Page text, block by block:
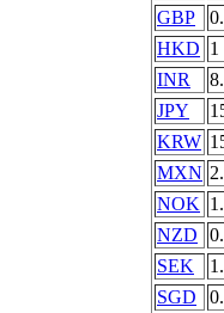
GBP
HKD 1
INR
JPY
KRW
MXN
NOK
NZD
SEK
SGD